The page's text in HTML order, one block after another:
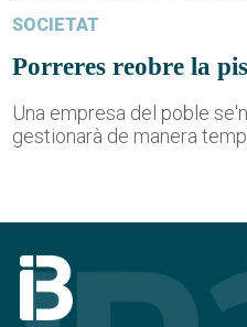
SOCIETAT
Porreres reobre la
Una empresa del poble
gestionarà de manera